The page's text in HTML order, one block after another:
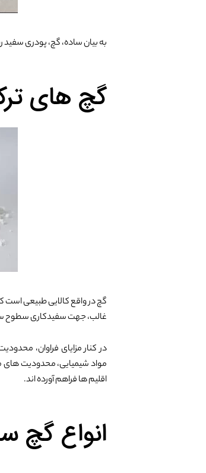
به بیان ساده، گچ، پودری
گچ های
گچ در واقع کالایی طبیعی
غالب، جهت سفیدکاری سطوح
در کنار مزایای فراوان،
مواد شیمیایی، محدودیت های
اقلیم ها فراهم آورده اند.
انواع گچ